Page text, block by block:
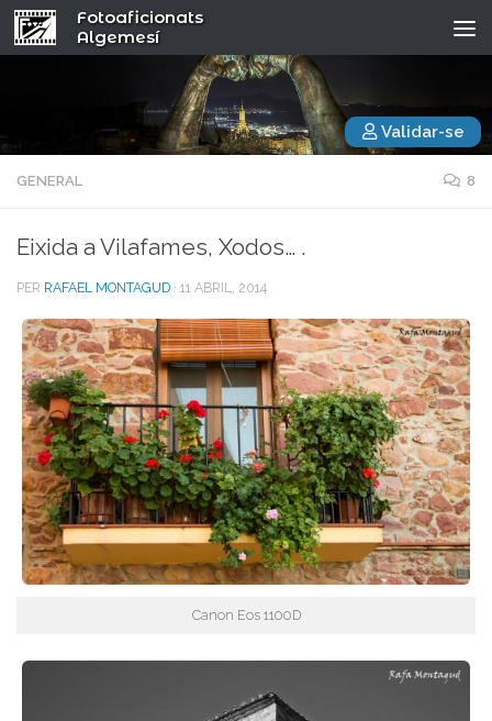
Fotoaficionats
Algemesí
Validar-se
GENERAL 8
Eixida a Vilafames, Xodos… .
PER RAFAEL MONTAGUD · 11 ABRIL, 2014
Canon Eos 1100D